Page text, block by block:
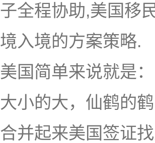
子全程协助,美国移
境入境的方案策略.
美国简单来说就是
大小的大，仙鹤的
合并起来美国签证